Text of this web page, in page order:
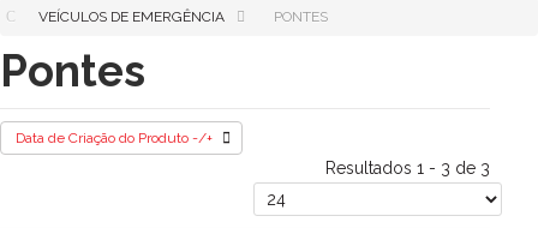
VEÍCULOS DE EMERGÊNCIA PONTES
Pontes
Data de Criação do Produto -/+
Resultados 1 - 3 de 3